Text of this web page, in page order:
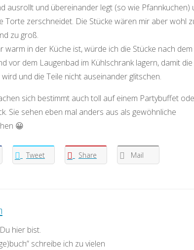
ausrollt und übereinander legt (so wie Pfannkuchen)
Torte zerschneidet. Die Stücke wären mir aber wohl
zu groß.
warm in der Küche ist, würde ich die Stücke nach dem
vor dem Laugenbad im Kühlschrank lagern, damit die
und die Teile nicht auseinander glitschen.
sich bestimmt auch toll auf einem Partybuffet
Sie sehen eben mal anders aus als gewöhnliche
😀
Tweet Share Mail
hier bist.
schreibe ich zu vielen